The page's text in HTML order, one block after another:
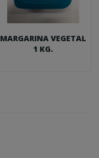
MARGARINA VEGETAL
1 KG.